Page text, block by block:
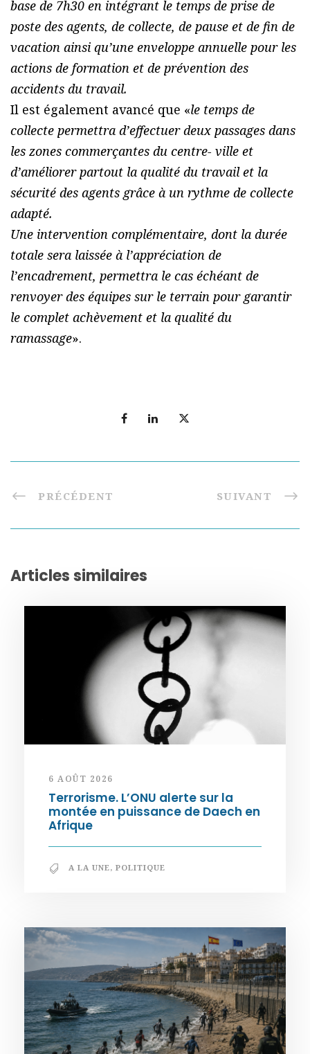
base de 7h30 en intégrant le temps de prise de
poste des agents, de collecte, de pause et de fin de
vacation ainsi qu’une enveloppe annuelle pour les
actions de formation et de prévention des
accidents du travail.
Il est également avancé que «le temps de
collecte permettra d’effectuer deux passages dans
les zones commerçantes du centre- ville et
d’améliorer partout la qualité du travail et la
sécurité des agents grâce à un rythme de collecte
adapté.
Une intervention complémentaire, dont la durée
totale sera laissée à l’appréciation de
l’encadrement, permettra le cas échéant de
renvoyer des équipes sur le terrain pour garantir
le complet achèvement et la qualité du
ramassage».
PRÉCÉDENT SUIVANT
Articles similaires
6 AOÛT 2026
Terrorisme. L’ONU alerte sur la
montée en puissance de Daech en
Afrique
A LA UNE, POLITIQUE